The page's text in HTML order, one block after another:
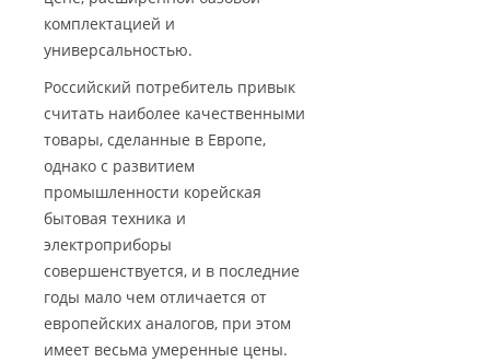
комплектацией и
универсальностью.
Российский потребитель привык
считать наиболее качественными
товары, сделанные в Европе,
однако с развитием
промышленности корейская
бытовая техника и
электроприборы
совершенствуется, и в последние
годы мало чем отличается от
европейских аналогов, при этом
имеет весьма умеренные цены.